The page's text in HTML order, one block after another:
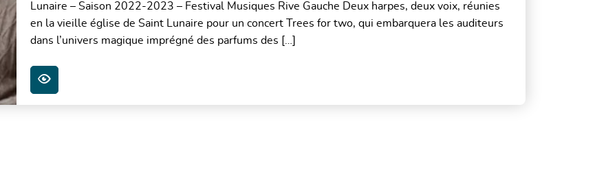
Lunaire – Saison 2022-2023 – Festival Musiques Rive Gauche Deux harpes, deux voix, réunies
en la vieille église de Saint Lunaire pour un concert Trees for two, qui embarquera les auditeurs
dans l’univers magique imprégné des parfums des […]